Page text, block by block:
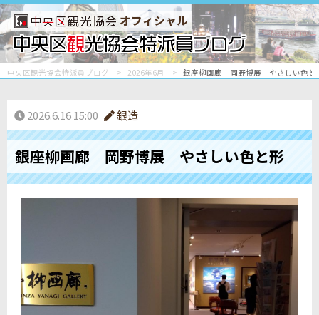
オフィシャル
中央区観光協会特派員ブログ 2026年6月 銀座柳画廊 岡野博展 やさしい色と
2026.6.16 15:00 銀造
銀座柳画廊 岡野博展 やさしい色と形